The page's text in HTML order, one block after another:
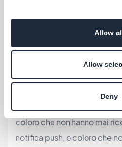
Allow
Allow
Deny
come spam nella sua casella
In questo caso potreste
feature di GoodBarber che
coloro che non hanno mai
notifica push, o coloro che